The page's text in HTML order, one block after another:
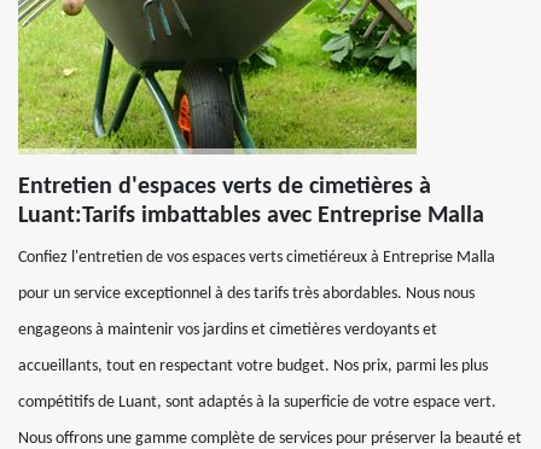
Entretien d'espaces verts de cimetières à
Luant:Tarifs imbattables avec Entreprise Malla
Confiez l'entretien de vos espaces verts cimetiéreux à Entreprise Malla
pour un service exceptionnel à des tarifs très abordables. Nous nous
engageons à maintenir vos jardins et cimetières verdoyants et
accueillants, tout en respectant votre budget. Nos prix, parmi les plus
compétitifs de Luant, sont adaptés à la superficie de votre espace vert.
Nous offrons une gamme complète de services pour préserver la beauté et